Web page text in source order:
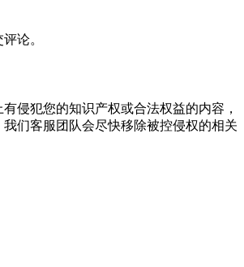
论。
侵犯您的知识产权或合法权益的内容，
们客服团队会尽快移除被控侵权的相关